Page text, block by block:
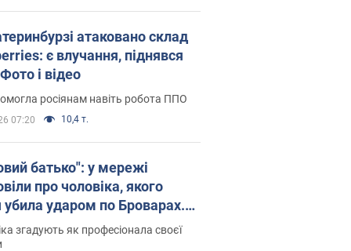
атаковано склад
є влучання, піднявся
і відео
росіянам навіть робота ППО
07:20 10,4 т.
батько": у мережі
про чоловіка, якого
убила ударом по Броварах.
згадують як професіонала своєї